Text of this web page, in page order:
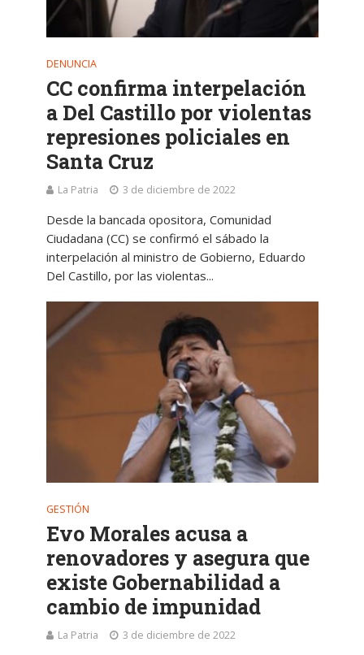
DENUNCIA
CC confirma interpelación
a Del Castillo por violentas
represiones policiales en
Santa Cruz
La Patria 3 de diciembre de 2022
Desde la bancada opositora, Comunidad
Ciudadana (CC) se confirmó el sábado la
interpelación al ministro de Gobierno, Eduardo
Del Castillo, por las violentas...
GESTIÓN
Evo Morales acusa a
renovadores y asegura que
existe Gobernabilidad a
cambio de impunidad
La Patria 3 de diciembre de 2022